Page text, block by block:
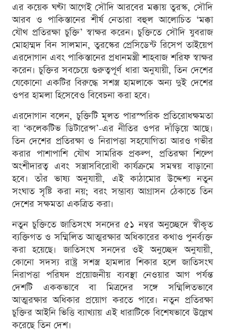
এর কয়েক ঘণ্টা আগেই সৌদি আরবের মক্কায় তুরস্ক, সৌদি
আরব ও পাকিস্তানের শীর্ষ নেতারা বহুল আলোচিত ‘মক্কা
যৌথ প্রতিরক্ষা চুক্তি’ স্বাক্ষর করেন। চুক্তিতে সৌদি যুবরাজ
মোহাম্মদ বিন সালমান, তুরস্কের প্রেসিডেন্ট রিসেপ তাইয়েপ
এরদোগান এবং পাকিস্তানের প্রধানমন্ত্রী শাহবাজ শরিফ স্বাক্ষর
করেন। চুক্তির সবচেয়ে গুরুত্বপূর্ণ ধারা অনুযায়ী, তিন দেশের
যেকোনো একটির বিরুদ্ধে সশস্ত্র হামলাকে অন্য দুই দেশের
ওপর হামলা হিসেবেও বিবেচনা করা হবে।
এরদোগান বলেন, চুক্তিটি মূলত পারস্পরিক প্রতিরোধক্ষমতা
বা ‘কলেকটিভ ডিটারেন্স’-এর নীতির ওপর দাঁড়িয়ে আছে।
তিন দেশের প্রতিরক্ষা ও নিরাপত্তা সহযোগিতা আরও গভীর
করার পাশাপাশি যৌথ সামরিক প্রকল্প, প্রতিরক্ষা শিল্পে
অংশীদারত্ব এবং সন্ত্রাসবিরোধী কার্যক্রমে সমন্বয় বাড়ানো
হবে। তাঁর ভাষ্য অনুযায়ী, এই কাঠামোর উদ্দেশ্য নতুন
সংঘাত সৃষ্টি করা নয়; বরং সম্ভাব্য আগ্রাসন ঠেকাতে তিন
দেশের সক্ষমতা একত্রিত করা।
নতুন চুক্তিতে জাতিসংঘ সনদের ৫১ নম্বর অনুচ্ছেদে স্বীকৃত
ব্যক্তিগত ও সম্মিলিত আত্মরক্ষার অধিকারের কথাও পুনর্ব্যক্ত
করা হয়েছে। জাতিসংঘ সনদের ওই অনুচ্ছেদ অনুযায়ী,
কোনো সদস্য রাষ্ট্র সশস্ত্র হামলার শিকার হলে জাতিসংঘ
নিরাপত্তা পরিষদ প্রয়োজনীয় ব্যবস্থা নেওয়ার আগ পর্যন্ত
দেশটি এককভাবে বা মিত্রদের সঙ্গে সম্মিলিতভাবে
আত্মরক্ষার অধিকার প্রয়োগ করতে পারে। নতুন প্রতিরক্ষা
চুক্তির আইনি ভিত্তি ব্যাখ্যায় এই ধারাটিকে বিশেষভাবে উল্লেখ
করেছে তিন দেশ।